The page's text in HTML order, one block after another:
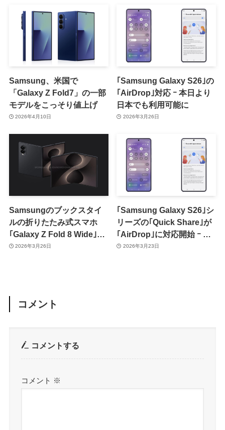
Samsung、米国で
「Galaxy Z Fold7」の一部
モデルをこっそり値上げ
2026年4月10日
｢Samsung Galaxy S26｣の
｢AirDrop｣対応 ｰ 本日より
日本でも利用可能に
2026年3月26日
Samsungのブックスタイ
ルの折りたたみ式スマホ
｢Galaxy Z Fold 8 Wide｣は
こんな感じに ｰ CADレンダ
2026年3月26日
｢Samsung Galaxy S26｣シ
リーズの｢Quick Share｣が
｢AirDrop｣に対応開始 ｰ ま
ずは韓国から
2026年3月23日
コメント
コメントする
コメント ※